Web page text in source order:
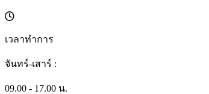
เวลาทำการ
จันทร์-เสาร์ :
09.00 - 17.00 น.